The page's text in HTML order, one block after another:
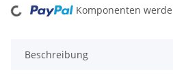
Loading... Komponenten
Beschreibung